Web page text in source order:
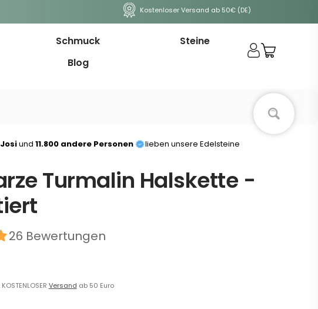
Kostenloser Versand ab 50€ (DE)
Schmuck
Steine
Blog
und 11.800 andere Personen lieben unsere Edelsteine
Turmalin Halskette -
26 Bewertungen
Versand ab 50 Euro